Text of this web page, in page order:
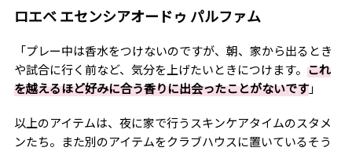
ロエベ エセンシアオードゥ パルファム
「プレー中は香水をつけないのですが、朝、家から出るとき
や試合に行く前など、気分を上げたいときにつけます。 これ
を越えるほど好みに合う香りに出会ったことがないです」
以上のアイテムは、夜に家で行うスキンケアタイムのスタメ
ンたち。また別のアイテムをクラブハウスに置いているそう